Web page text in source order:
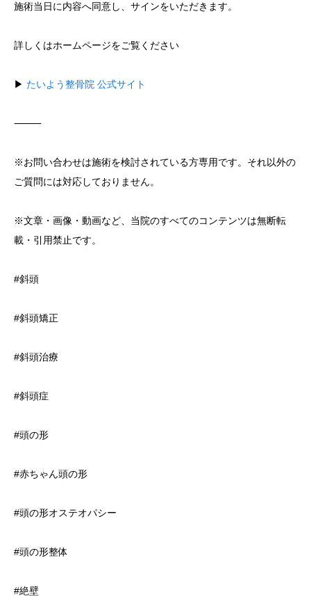
施術当日に内容へ同意し、サインをいただきます。
詳しくはホームページをご覧ください
▶︎ たいよう整骨院 公式サイト
⸻
※お問い合わせは施術を検討されている方専用です。それ以外の
ご質問には対応しておりません。
※文章・画像・動画など、当院のすべてのコンテンツは無断転
載・引用禁止です。
#斜頭
#斜頭矯正
#斜頭治療
#斜頭症
#頭の形
#赤ちゃん頭の形
#頭の形オステオパシー
#頭の形整体
#絶壁